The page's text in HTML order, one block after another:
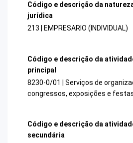
Código e descrição da
jurídica
213 | EMPRESARIO (INDIVIDUAL)
Código e descrição da
principal
8230-0/01 | Serviços de
congressos, exposições e
Código e descrição da
secundária